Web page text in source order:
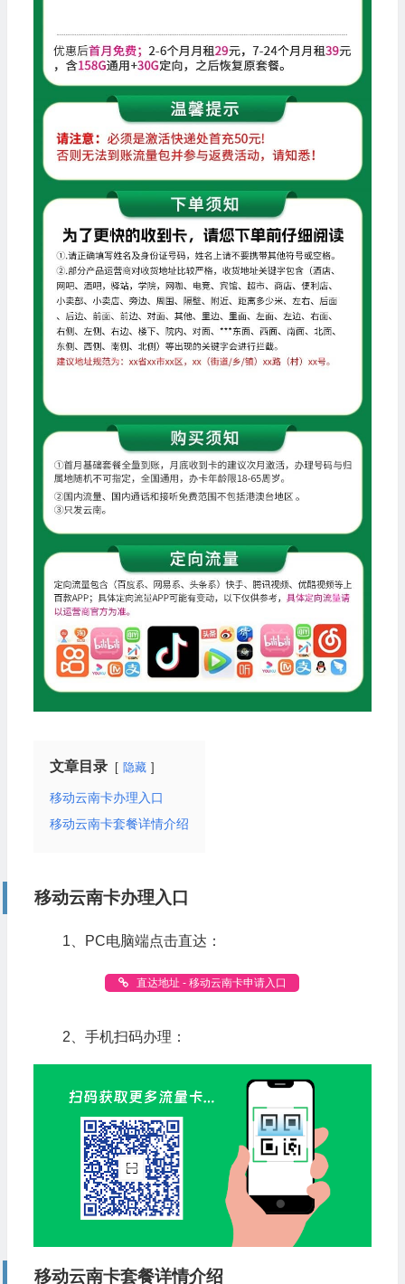
文章目录 隐藏
移动云南卡办理入口
移动云南卡套餐详情介绍
移动云南卡办理入口
1、PC电脑端点击直达：
直达地址 - 移动云南卡申请入口
2、手机扫码办理：
移动云南卡套餐详情介绍